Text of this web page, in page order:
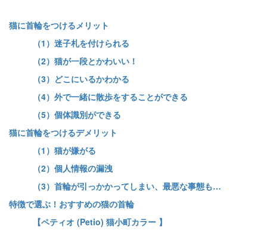
猫に首輪をつけるメリット
（1）迷子札を付けられる
（2）猫が一段とかわいい！
（3）どこにいるかわかる
（4）外で一緒に散歩をすることができる
（5）個体識別ができる
猫に首輪をつけるデメリット
（1）猫が嫌がる
（2）個人情報の漏洩
（3）首輪が引っかかってしまい、最悪な事態も…
特徴で選ぶ！おすすめの猫の首輪
【ペティオ (Petio) 猫小町カラー 】